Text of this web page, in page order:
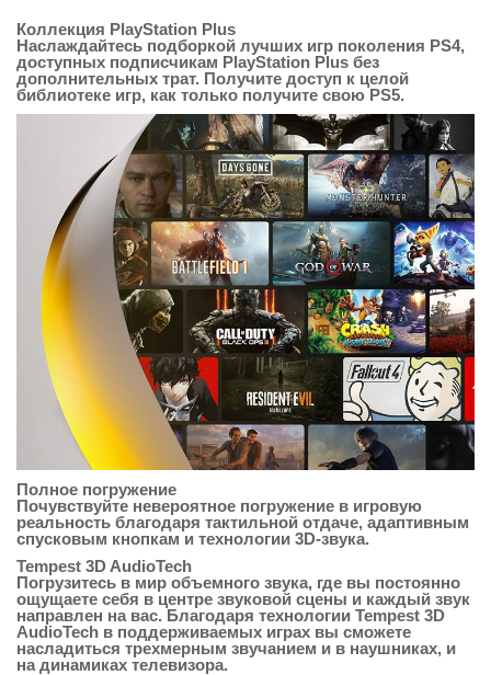
Коллекция PlayStation Plus
Наслаждайтесь подборкой лучших игр поколения PS4,
доступных подписчикам PlayStation Plus без
дополнительных трат. Получите доступ к целой
библиотеке игр, как только получите свою PS5.
Полное погружение
Почувствуйте невероятное погружение в игровую
реальность благодаря тактильной отдаче, адаптивным
спусковым кнопкам и технологии 3D-звука.
Tempest 3D AudioTech
Погрузитесь в мир объемного звука, где вы постоянно
ощущаете себя в центре звуковой сцены и каждый звук
направлен на вас. Благодаря технологии Tempest 3D
AudioTech в поддерживаемых играх вы сможете
насладиться трехмерным звучанием и в наушниках, и
на динамиках телевизора.